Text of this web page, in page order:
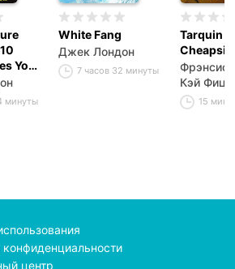
You
минуты
White Fang
Джек Лондон
7 часов 32 минуты
Tarquin of
Cheapside
Фрэнсис
Кэй
15 минут
конфиденциальности
центр